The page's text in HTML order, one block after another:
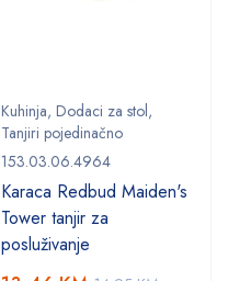
Kuhinja, Dodaci za stol,
Tanjiri pojedinačno
153.03.06.4964
Karaca Redbud Maiden's
Tower tanjir za
posluživanje